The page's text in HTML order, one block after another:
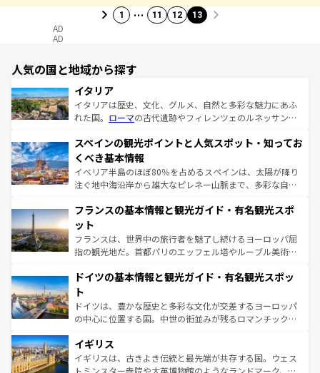
1 … 11 12 13
AD
AD
人気の国と地域から探す
イタリア
イタリアは歴史、文化、グルメ、自然と多彩な魅力にあふ
れた国。 ローマの古代遺跡やフィレンツェのルネッサンス
ろん、トスカーナの美しい田園風景やアマルフィ海岸の絶
景など、自然景観も見逃せない。観光の合間には、本場の
ピザやパスタなど、絶品のイタリア料理を堪能することも
できる。朝目覚めてから夜眠るまで、すべての瞬間を楽し
なお、新着のイタリア情報はコンテンツ一覧を参照してほ
しい。
スペインの観光ポイントと人気スポット・知ってお
くべき基本情報
イベリア半島のほぼ80％を占めるスペインは、太陽が降り
注ぐ地中海沿岸から雄大なピレネー山脈まで、多彩な自然
文化が根付くこの国では、情熱的なフラメンコ、熱気あふ
れる闘牛、そして美味しいタパスが生活の一部となってい
る。首都マドリードの洗練された雰囲気や、バルセロナの
アートに溢れた街角から、地方では古代ローマ遺跡や中世
せる。地方によって風土や気候が異なるスペインはその個
ンテンツ一覧 を参照してほしい。
フランスの基本情報と観光ガイド・有名観光スポ
ット
フランスは、世界中の旅行者を魅了し続けるヨーロッパ屈
指の観光地だ。首都パリのエッフェル塔やルーブル美術館
で、幅広い魅力が詰まっている。華麗な宮殿、歴史的な大
聖堂、美しいビーチ、そして豊かな自然が、訪れる者を心
から魅了する。また、フランスは美食の国としても知ら
れ、フランス料理はユネスコ無形文化遺産にも登録されて
香り高いラベンダー畑など、多彩な楽しみ方が可能だ。さ
らに、パリ以外の地域にも魅力が溢れており、どの街角に
も豊かな歴史と文化が息づいている。パリ以外の個性あふ
ドイツの基本情報と観光ガイド・有名観光スポッ
ト
ドイツは、豊かな歴史と多彩な文化が交差するヨーロッパ
の中心に位置する国。中世の街並みが残るロマンチック街
顔を持つこの国は、どこを歩いても飽きることがない。ベ
ルリンの文化的活気、バイエルン州のアルプスの絶景、そ
してライン川沿いのワイン畑といった風景は必見。ビール
イギリス
イギリスは、古きよき伝統と最先端が共存する国。ウェス
トミンスター寺院や大英博物館のようなランドマーク、歴